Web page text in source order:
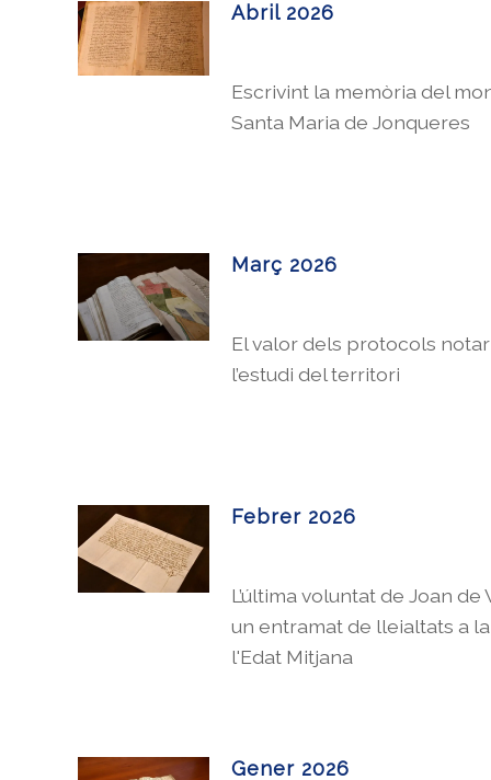
Abril 2026
Escrivint la memòria del
Santa Maria de Jonqueres
Març 2026
El valor dels protocols
l’estudi del territori
Febrer 2026
L’última voluntat de Joan de
un entramat de lleialtats a
l'Edat Mitjana
Gener 2026